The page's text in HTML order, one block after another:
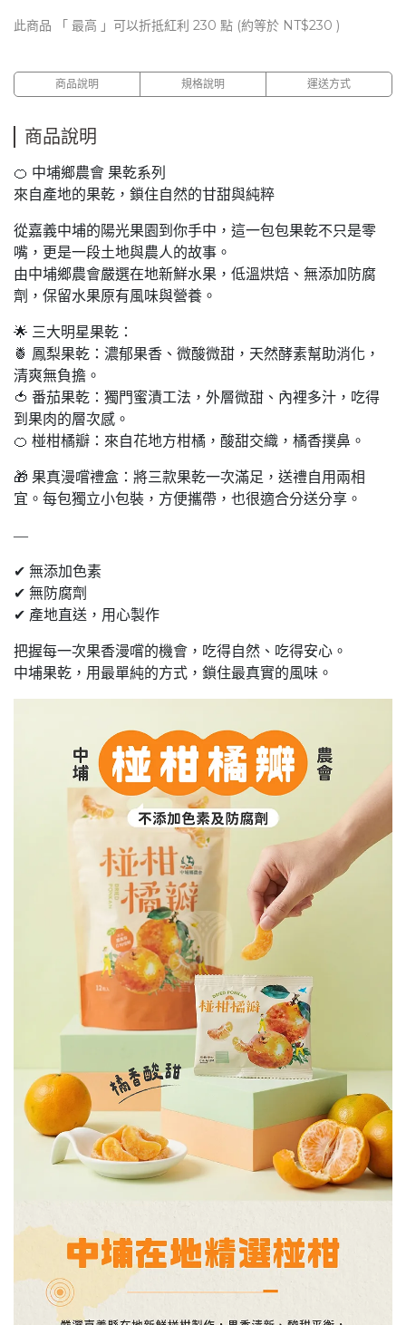
此商品 「 最高 」可以折抵紅利 230 點 (約等於 NT$230 )
商品說明 規格說明 運送方式
商品說明
🍊 中埔鄉農會 果乾系列
來自產地的果乾，鎖住自然的甘甜與純粹
從嘉義中埔的陽光果園到你手中，這一包包果乾不只是零
嘴，更是一段土地與農人的故事。
由中埔鄉農會嚴選在地新鮮水果，低溫烘焙、無添加防腐
劑，保留水果原有風味與營養。
🌟 三大明星果乾：
🍍 鳳梨果乾：濃郁果香、微酸微甜，天然酵素幫助消化，
清爽無負擔。
🍅 番茄果乾：獨門蜜漬工法，外層微甜、內裡多汁，吃得
到果肉的層次感。
🍊 椪柑橘瓣：來自花地方柑橘，酸甜交織，橘香撲鼻。
🎁 果真漫嚐禮盒：將三款果乾一次滿足，送禮自用兩相
宜。每包獨立小包裝，方便攜帶，也很適合分送分享。
—
✔ 無添加色素
✔ 無防腐劑
✔ 產地直送，用心製作
把握每一次果香漫嚐的機會，吃得自然、吃得安心。
中埔果乾，用最單純的方式，鎖住最真實的風味。